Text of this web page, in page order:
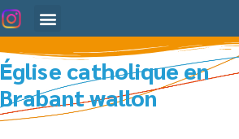
Église catholique en
Brabant wallon